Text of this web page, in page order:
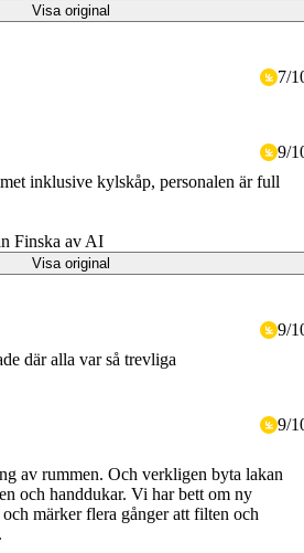
Visa original
7/
9/
inklusive kylskåp, personalen är full
Finska av AI
Visa original
9/
där alla var så trevliga
9/
av rummen. Och verkligen byta lakan
och handdukar. Vi har bett om ny
märker flera gånger att filten och